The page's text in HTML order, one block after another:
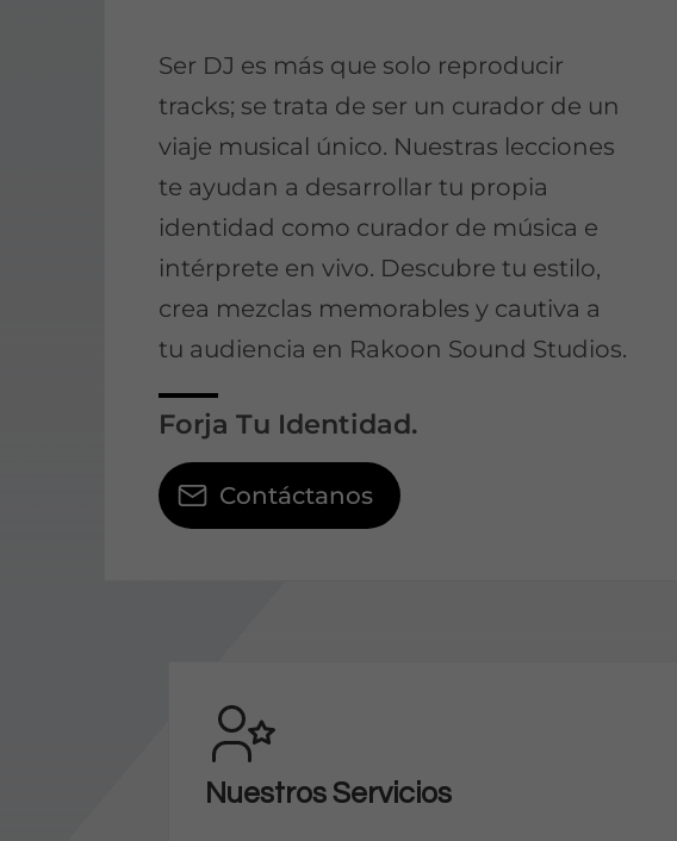
Ser DJ es más que solo reproducir
tracks; se trata de ser un curador de un
viaje musical único. Nuestras lecciones
te ayudan a desarrollar tu propia
identidad como curador de música e
intérprete en vivo. Descubre tu estilo,
crea mezclas memorables y cautiva a
tu audiencia en Rakoon Sound Studios.
Forja Tu Identidad.
Contáctanos
Nuestros Servicios